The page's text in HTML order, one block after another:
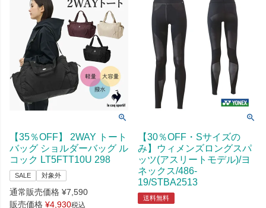
【35％OFF】 2WAY トート
バッグ ショルダーバッグ ル
コック LT5FTT10U 298
SALE 対象外
通常販売価格 ¥7,590
販売価格 ¥4,930税込
【30％OFF・Sサイズの
み】ウィメンズロングスパ
ッツ(アスリートモデル)/ヨ
ネックス/486-
19/STBA2513
送料無料